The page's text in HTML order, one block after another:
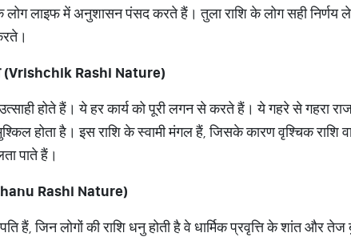
लोग लाइफ में अनुशासन पंसद करते हैं। तुला राशि के लोग सही
(Vrishchik Rashi Nature)
होते हैं। ये हर कार्य को पूरी लगन से करते हैं। ये गहरे से गहरा
होता है। इस राशि के स्वामी मंगल हैं, जिसके कारण वृश्चिक राशि
पाते हैं।
Rashi Nature)
हैं, जिन लोगों की राशि धनु होती है वे धार्मिक प्रवृत्ति के शांत और